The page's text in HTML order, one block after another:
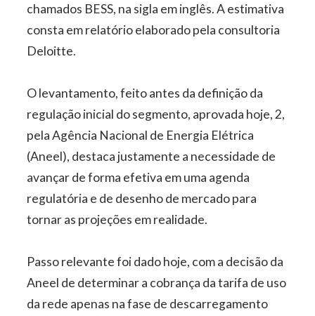
chamados BESS, na sigla em inglês. A estimativa
consta em relatório elaborado pela consultoria
Deloitte.
O levantamento, feito antes da definição da
regulação inicial do segmento, aprovada hoje, 2,
pela Agência Nacional de Energia Elétrica
(Aneel), destaca justamente a necessidade de
avançar de forma efetiva em uma agenda
regulatória e de desenho de mercado para
tornar as projeções em realidade.
Passo relevante foi dado hoje, com a decisão da
Aneel de determinar a cobrança da tarifa de uso
da rede apenas na fase de descarregamento